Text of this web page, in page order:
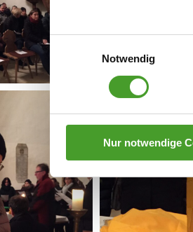
Einwilligungsauswahl
Notwendig
Nur notwendige